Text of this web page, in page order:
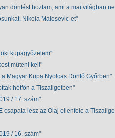
döntést hoztam, ami a mai világban
Nikola Malesevic-et
kupagyőzelem
műteni kell
Magyar Kupa Nyolcas Döntő Győrben
hétfőn a Tiszaligetben
/ 17. szám
csapata lesz az Olaj ellenfele a
/ 16. szám